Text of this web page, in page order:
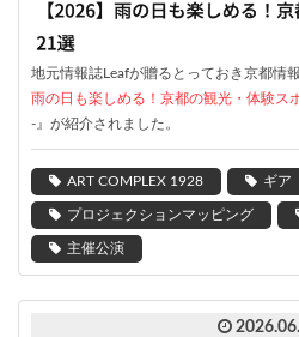
地元情報誌Leafが贈るとっておき京都情
雨の日も楽しめる！京都の観光・体験ス
-』が紹介されました。
ART COMPLEX 1928 ギア
プロジェクションマッピング
主催公演